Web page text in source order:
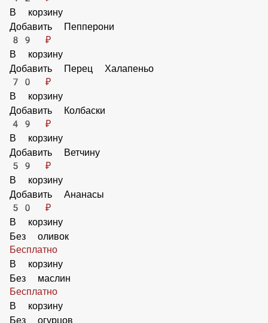
Сырный соус 25мл Heinz
42 ₽
В корзину
Кисло-сладкий соус 25мл Heinz
42 ₽
В корзину
Барбекю соус 25мл Heinz
42 ₽
В корзину
Добавить Пепперони
89 ₽
В корзину
Добавить Перец Халапеньо
70 ₽
В корзину
Добавить Колбаски
49 ₽
В корзину